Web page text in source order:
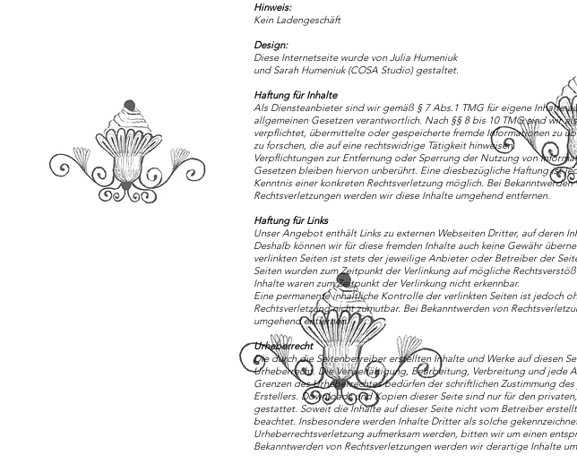
Hinweis:
Kein Ladengeschäft
Design:
Diese Internetseite wurde von Julia Humeniuk
und Sarah Humeniuk (COSA Studio) gestaltet.
Haftung für Inhalte
Als Diensteanbieter sind wir gemäß § 7 Abs.1 TMG für eigene Inhalte
allgemeinen Gesetzen verantwortlich. Nach §§ 8 bis 10 TMG sind wir
verpflichtet, übermittelte oder gespeicherte fremde Informationen zu
zu forschen, die auf eine rechtswidrige Tätigkeit hinweisen.
Verpflichtungen zur Entfernung oder Sperrung der Nutzung von
Gesetzen bleiben hiervon unberührt. Eine diesbezügliche Haftung ist
Kenntnis einer konkreten Rechtsverletzung möglich. Bei Bekanntwerden
Rechtsverletzungen werden wir diese Inhalte umgehend entfernen.
Haftung für Links
Unser Angebot enthält Links zu externen Webseiten Dritter, auf deren
Deshalb können wir für diese fremden Inhalte auch keine Gewähr
verlinkten Seiten ist stets der jeweilige Anbieter oder Betreiber der
Seiten wurden zum Zeitpunkt der Verlinkung auf mögliche
Inhalte waren zum Zeitpunkt der Verlinkung nicht erkennbar.
Eine permanente inhaltliche Kontrolle der verlinkten Seiten ist jedoch
Rechtsverletzung nicht zumutbar. Bei Bekanntwerden von
umgehend entfernen.
Urheberrecht
Die durch die Seitenbetreiber erstellten Inhalte und Werke auf diesen
Urheberrecht. Die Vervielfältigung, Bearbeitung, Verbreitung und jede
Grenzen des Urheberrechtes bedürfen der schriftlichen Zustimmung
Erstellers. Downloads und Kopien dieser Seite sind nur für den
gestattet. Soweit die Inhalte auf dieser Seite nicht vom Betreiber
beachtet. Insbesondere werden Inhalte Dritter als solche
Urheberrechtsverletzung aufmerksam werden, bitten wir um einen
Bekanntwerden von Rechtsverletzungen werden wir derartige Inhalte